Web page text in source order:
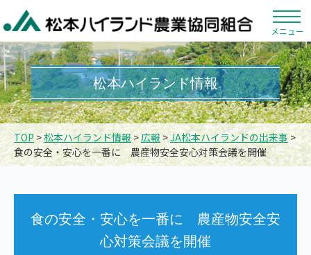
メニュー
松本ハイランド情報
TOP>松本ハイランド情報>広報>JA松本ハイランドの出来事 >
食の安全・安心を一番に 農産物安全安心対策会議を開催
食の安全・安心を一番に 農産物安全安
心対策会議を開催